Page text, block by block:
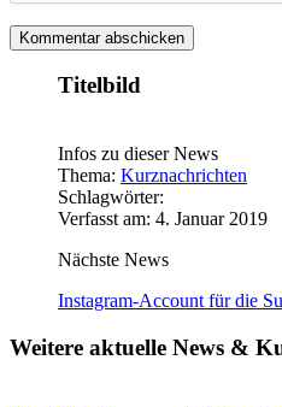
Titelbild
Infos zu dieser News
Thema: Kurznachrichten
Schlagwörter:
Verfasst am: 4. Januar 2019
Nächste News
Instagram-Account für die
Weitere aktuelle News &